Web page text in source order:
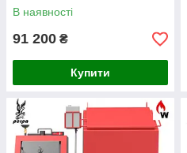
В наявності
91 200 ₴
Купити